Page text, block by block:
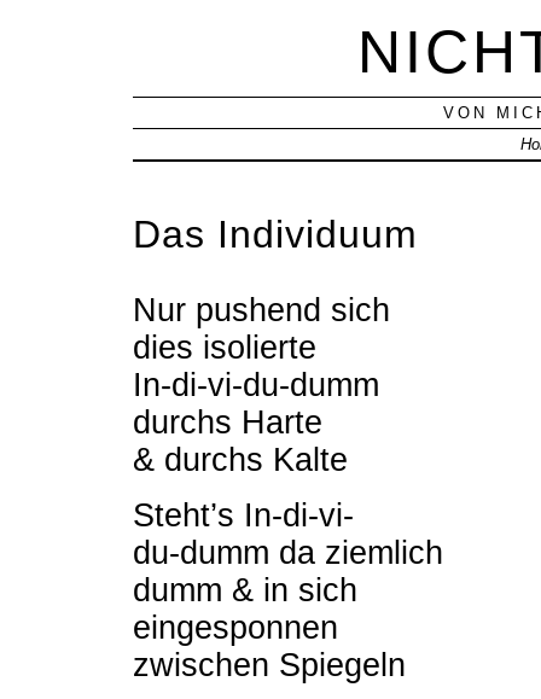
VON
Das Individuum
Nur pushend sich
dies isolierte
In-di-vi-du-dumm
durchs Harte
& durchs Kalte
Steht’s In-di-vi-
du-dumm da ziemlich
dumm & in sich
eingesponnen
zwischen Spiegeln